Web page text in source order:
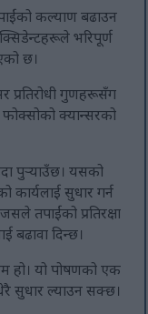
कल्याण बढाउन
भरिपूर्ण
छ।
प्रतिरोधी गुणहरूसँग
क्यान्सरको
पुर्‍याउँछ। यसको
कार्यलाई सुधार गर्न
तपाईंको प्रतिरक्षा
बढावा दिन्छ।
हो। यो पोषणको एक
सुधार ल्याउन सक्छ।